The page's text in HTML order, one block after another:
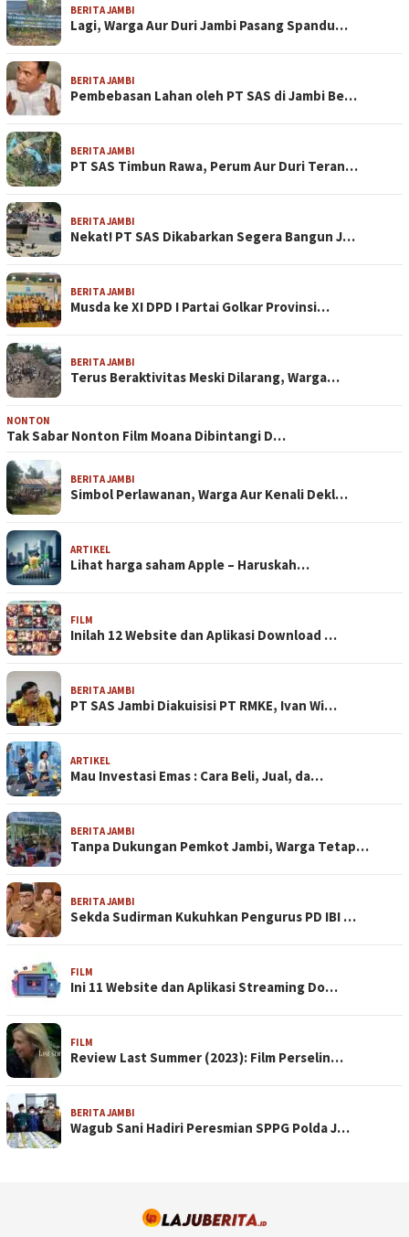
BERITA JAMBI
Lagi, Warga Aur Duri Jambi Pasang Spandu…
BERITA JAMBI
Pembebasan Lahan oleh PT SAS di Jambi Be…
BERITA JAMBI
PT SAS Timbun Rawa, Perum Aur Duri Teran…
BERITA JAMBI
Nekat! PT SAS Dikabarkan Segera Bangun J…
BERITA JAMBI
Musda ke XI DPD I Partai Golkar Provinsi…
BERITA JAMBI
Terus Beraktivitas Meski Dilarang, Warga…
NONTON
Tak Sabar Nonton Film Moana Dibintangi D…
BERITA JAMBI
Simbol Perlawanan, Warga Aur Kenali Dekl…
ARTIKEL
Lihat harga saham Apple – Haruskah…
FILM
Inilah 12 Website dan Aplikasi Download …
BERITA JAMBI
PT SAS Jambi Diakuisisi PT RMKE, Ivan Wi…
ARTIKEL
Mau Investasi Emas : Cara Beli, Jual, da…
BERITA JAMBI
Tanpa Dukungan Pemkot Jambi, Warga Tetap…
BERITA JAMBI
Sekda Sudirman Kukuhkan Pengurus PD IBI …
FILM
Ini 11 Website dan Aplikasi Streaming Do…
FILM
Review Last Summer (2023): Film Perselin…
BERITA JAMBI
Wagub Sani Hadiri Peresmian SPPG Polda J…